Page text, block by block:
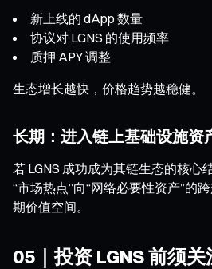
新上线的 dApp 数量
协议对 LGNS 的使用频率
质押 APY 调整
生态增长越快，价格趋势越稳健。
长期：进入链上基础设施资
若 LGNS 成功成为其链生态的核心
“市场热点”向“网络必要性资产”的
期价值空间。
05｜投资 LGNS 前须